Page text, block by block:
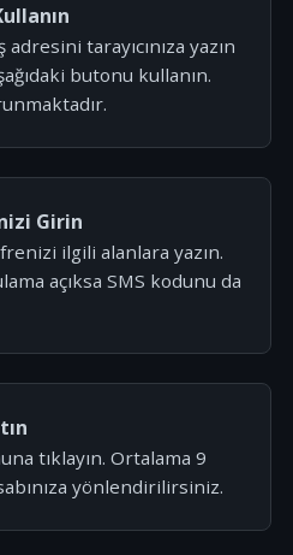
tarayıcınıza yazın
butonu kullanın.
Girin
ilgili alanlara yazın.
açıksa SMS kodunu da
tıklayın. Ortalama 9
yönlendirilirsiniz.